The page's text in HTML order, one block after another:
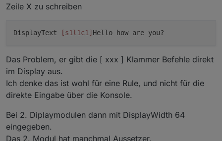
Zeile X zu schreiben
DisplayText [s1l1c1] Hello how are you?
Das Problem, er gibt die [ xxx ] Klammer Befehle direkt
im Display aus.
Ich denke das ist wohl für eine Rule, und nicht für die
direkte Eingabe über die Konsole.
Bei 2. Diplaymodulen dann mit DisplayWidth 64
eingegeben.
Das 2. Modul hat manchmal Aussetzer.